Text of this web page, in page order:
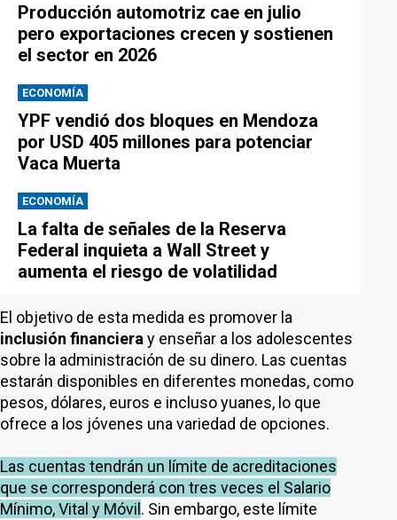
Producción automotriz cae en julio
pero exportaciones crecen y sostienen
el sector en 2026
ECONOMÍA
YPF vendió dos bloques en Mendoza
por USD 405 millones para potenciar
Vaca Muerta
ECONOMÍA
La falta de señales de la Reserva
Federal inquieta a Wall Street y
aumenta el riesgo de volatilidad
El objetivo de esta medida es promover la
inclusión financiera y enseñar a los adolescentes
sobre la administración de su dinero. Las cuentas
estarán disponibles en diferentes monedas, como
pesos, dólares, euros e incluso yuanes, lo que
ofrece a los jóvenes una variedad de opciones.
Las cuentas tendrán un límite de acreditaciones
que se corresponderá con tres veces el Salario
Mínimo, Vital y Móvil . Sin embargo, este límite